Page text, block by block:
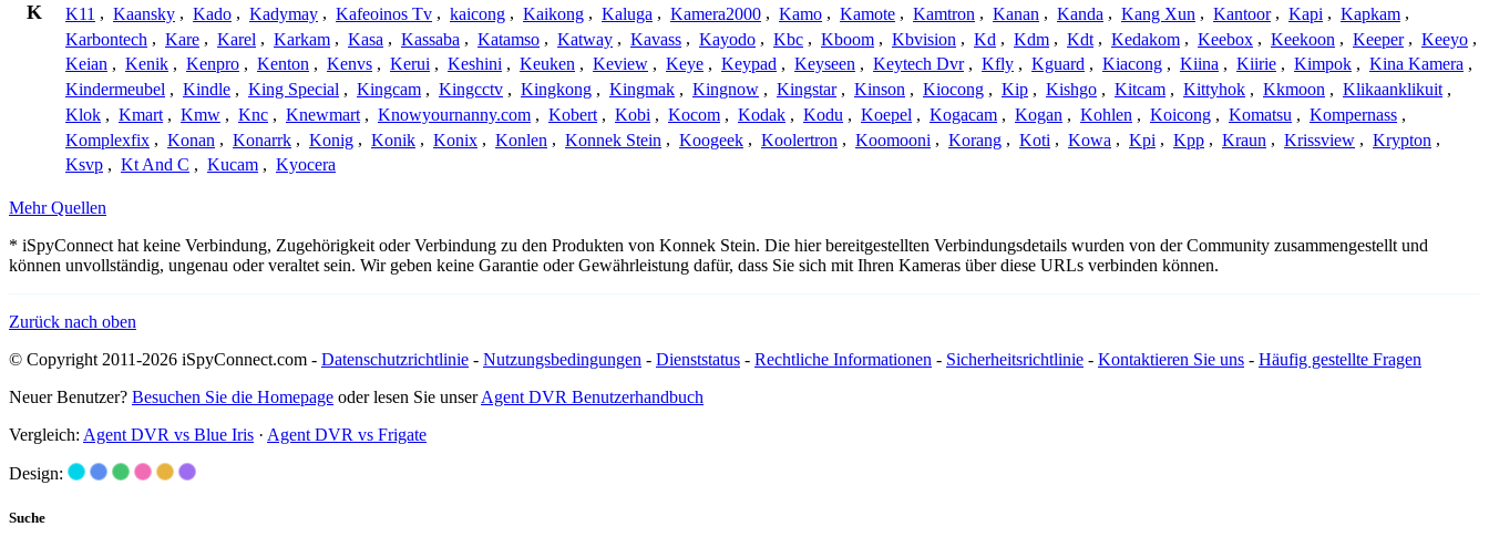
K K11 , Kaansky , Kado , Kadymay , Kafeoinos Tv , kaicong , Kaikong , Kaluga , Kamera2000 , Kamo , Kamote , Kamtron , Kanan , Kanda , Kang Xun , Kantoor , Kapi , Kapkam ,
Karbontech , Kare , Karel , Karkam , Kasa , Kassaba , Katamso , Katway , Kavass , Kayodo , Kbc , Kboom , Kbvision , Kd , Kdm , Kdt , Kedakom , Keebox , Keekoon , Keeper , Keeyo ,
Keian , Kenik , Kenpro , Kenton , Kenvs , Kerui , Keshini , Keuken , Keview , Keye , Keypad , Keyseen , Keytech Dvr , Kfly , Kguard , Kiacong , Kiina , Kiirie , Kimpok , Kina Kamera ,
Kindermeubel , Kindle , King Special , Kingcam , Kingcctv , Kingkong , Kingmak , Kingnow , Kingstar , Kinson , Kiocong , Kip , Kishgo , Kitcam , Kittyhok , Kkmoon , Klikaanklikuit ,
Klok , Kmart , Kmw , Knc , Knewmart , Knowyournanny.com , Kobert , Kobi , Kocom , Kodak , Kodu , Koepel , Kogacam , Kogan , Kohlen , Koicong , Komatsu , Kompernass ,
Komplexfix , Konan , Konarrk , Konig , Konik , Konix , Konlen , Konnek Stein , Koogeek , Koolertron , Koomooni , Korang , Koti , Kowa , Kpi , Kpp , Kraun , Krissview , Krypton ,
Ksvp , Kt And C , Kucam , Kyocera
Mehr Quellen
* iSpyConnect hat keine Verbindung, Zugehörigkeit oder Verbindung zu den Produkten von Konnek Stein. Die hier bereitgestellten Verbindungsdetails wurden von der Community zusammengestellt und
können unvollständig, ungenau oder veraltet sein. Wir geben keine Garantie oder Gewährleistung dafür, dass Sie sich mit Ihren Kameras über diese URLs verbinden können.
Zurück nach oben
© Copyright 2011-2026 iSpyConnect.com - Datenschutzrichtlinie - Nutzungsbedingungen - Dienststatus - Rechtliche Informationen - Sicherheitsrichtlinie - Kontaktieren Sie uns - Häufig gestellte Fragen
Neuer Benutzer? Besuchen Sie die Homepage oder lesen Sie unserAgent DVR Benutzerhandbuch
Vergleich: Agent DVR vs Blue Iris · Agent DVR vs Frigate
Design:
Suche